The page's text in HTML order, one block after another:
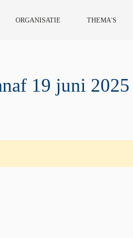
ORGANISATIE THEMA'S
19 juni 2025